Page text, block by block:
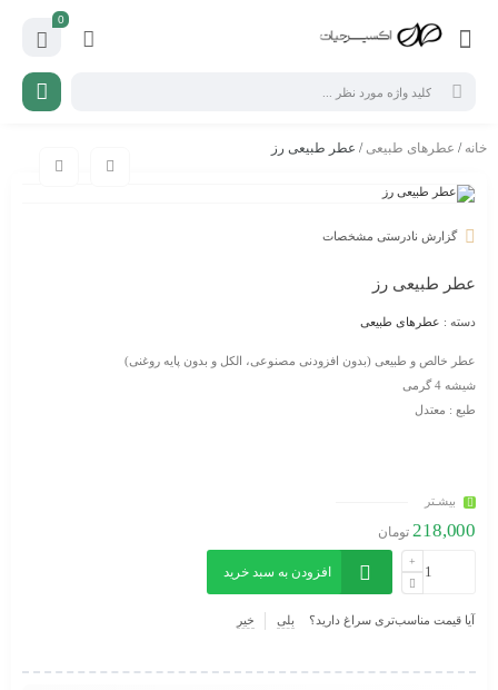
0
خانه / عطرهای طبیعی / عطر طبیعی رز
گزارش نادرستی مشخصات
عطر طبیعی رز
دسته : عطرهای طبیعی
عطر خالص و طبیعی (بدون افزودنی مصنوعی، الکل و بدون پایه روغنی)
شیشه 4 گرمی
طبع : معتدل
بیشـتر
218,000 تومان
افزودن به سبد خرید
آیا قیمت مناسب‌تری سراغ دارید؟ بلی خیر